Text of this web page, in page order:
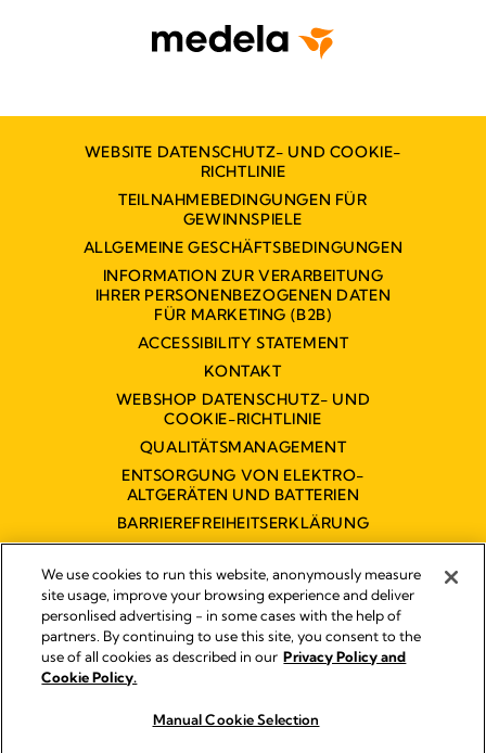
WEBSITE DATENSCHUTZ- UND COOKIE-
RICHTLINIE
TEILNAHMEBEDINGUNGEN FÜR
GEWINNSPIELE
ALLGEMEINE GESCHÄFTSBEDINGUNGEN
INFORMATION ZUR VERARBEITUNG
IHRER PERSONENBEZOGENEN DATEN
FÜR MARKETING (B2B)
ACCESSIBILITY STATEMENT
KONTAKT
WEBSHOP DATENSCHUTZ- UND
COOKIE-RICHTLINIE
QUALITÄTSMANAGEMENT
ENTSORGUNG VON ELEKTRO-
ALTGERÄTEN UND BATTERIEN
BARRIEREFREIHEITSERKLÄRUNG
Impressum
Rechtliche Hinweise
We use cookies to run this website, anonymously measure
site usage, improve your browsing experience and deliver
personlised advertising - in some cases with the help of
partners. By continuing to use this site, you consent to the
use of all cookies as described in our Privacy Policy and
Cookie Policy.
Manual Cookie Selection